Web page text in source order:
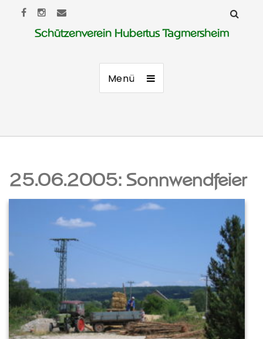
Schützenverein Hubertus Tagmersheim
Menü
25.06.2005: Sonnwendfeier